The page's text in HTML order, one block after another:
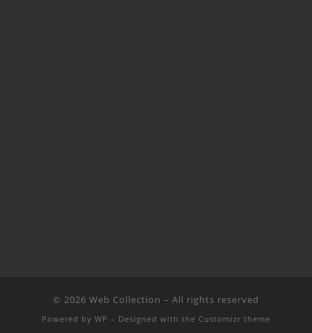
© 2026 Web Collection – All rights reserved
Powered by WP – Designed with the Customizr theme